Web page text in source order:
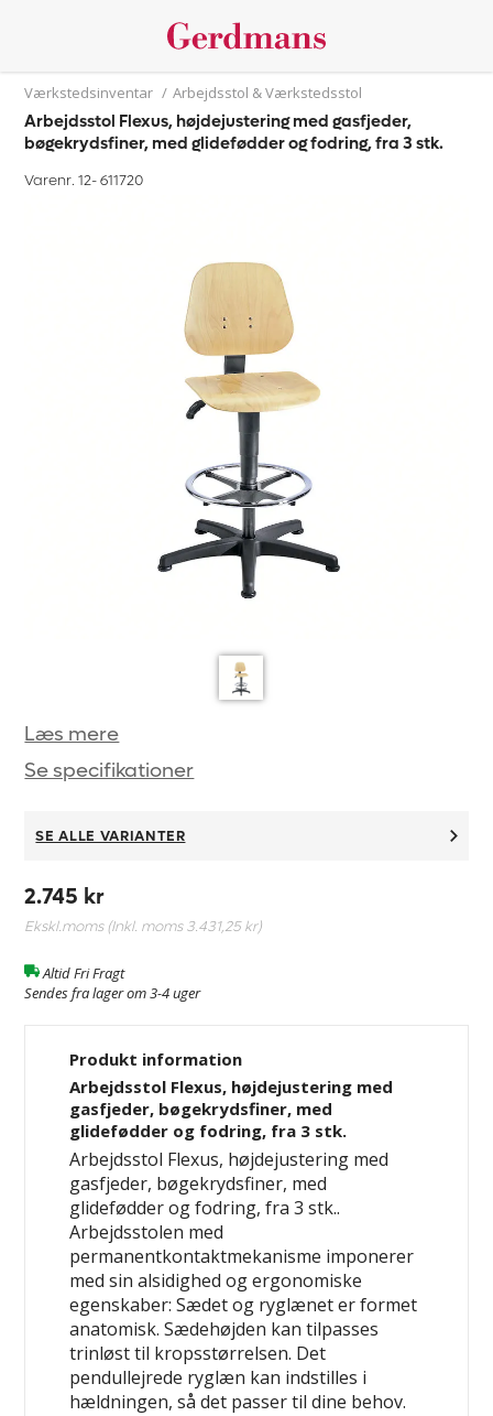
Værkstedsinventar / Arbejdsstol & Værkstedsstol
Arbejdsstol Flexus, højdejustering med gasfjeder,
bøgekrydsfiner, med glidefødder og fodring, fra 3 stk.
Varenr. 12-611720
Læs mere
Se specifikationer
SE ALLE VARIANTER
2.745 kr
Ekskl.moms (Inkl. moms3.431,25 kr)
Altid Fri Fragt
Sendes fra lager om 3-4 uger
Produkt information
Arbejdsstol Flexus, højdejustering med
gasfjeder, bøgekrydsfiner, med
glidefødder og fodring, fra 3 stk.
Arbejdsstol Flexus, højdejustering med
gasfjeder, bøgekrydsfiner, med
glidefødder og fodring, fra 3 stk..
Arbejdsstolen med
permanentkontaktmekanisme imponerer
med sin alsidighed og ergonomiske
egenskaber: Sædet og ryglænet er formet
anatomisk. Sædehøjden kan tilpasses
trinløst til kropsstørrelsen. Det
pendullejrede ryglæn kan indstilles i
hældningen, så det passer til dine behov.